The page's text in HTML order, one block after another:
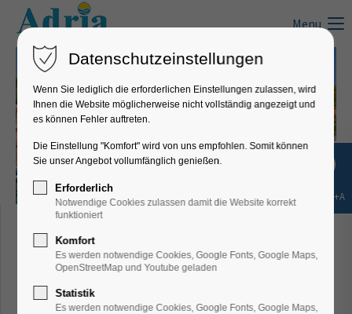
Menu
Villa Bella Vista,
Lumbarda -
Ferienwohnung 4
Datenschutzeinstellungen
Wenn Sie lediglich die erforderlichen Einstellungen zulassen, wird
Ihnen die Website möglicherweise nicht vollständig angezeigt und
es können Fehler auftreten.
Die Einstellung "Komfort" wird von uns empfohlen. Somit können
Sie unser Angebot vollumfänglich genießen.
Erforderlich
Notwendige Cookies zulassen damit die Website korrekt
funktioniert
Komfort
Es werden notwendige Cookies, Google Fonts, Google Maps,
OpenStreetMap und Youtube geladen
Statistik
Es werden notwendige Cookies, Google Fonts, Google Maps,
Shift+Alt+A